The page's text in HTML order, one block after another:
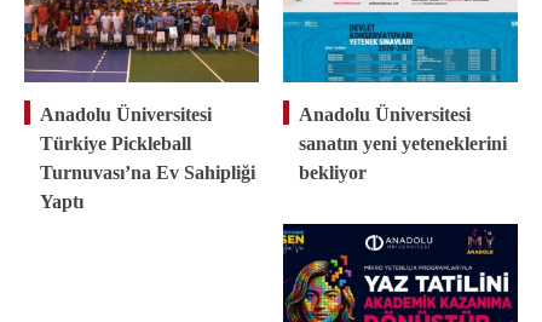
Anadolu Üniversitesi
Türkiye Pickleball
Turnuvası’na Ev Sahipliği
Yaptı
Anadolu Üniversitesi
sanatın yeni yeteneklerini
bekliyor